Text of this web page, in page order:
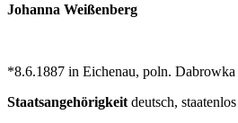
Johanna Weißenberg
*8.6.1887 in Eichenau, poln.
Staatsangehörigkeit deutsch, staatenlos